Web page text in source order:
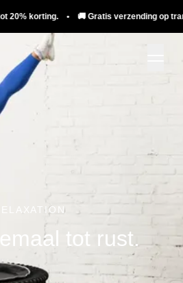
• 🚚 Gratis verzending op
tot rust.